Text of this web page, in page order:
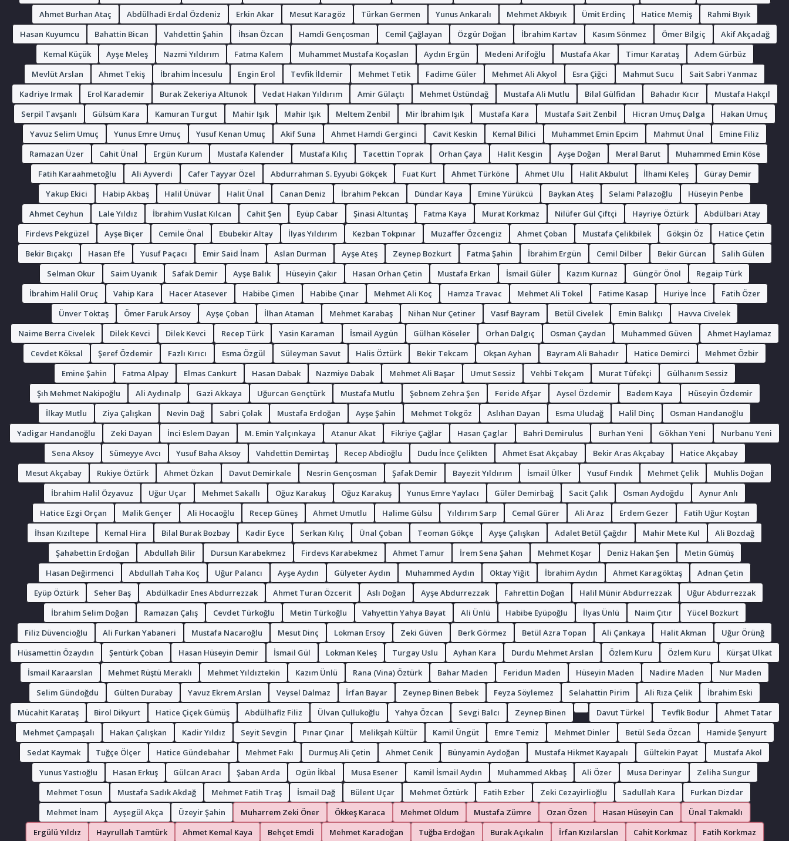
Ahmet Burhan Ataç
Abdülhadi Erdal Özdeniz Erkin Akar Mesut Karagöz Türkan Germen Yunus Ankaralı Mehmet Akbıyık Ümit Erdinç Hatice Memiş
Rahmi Bıyık
Hasan Kuyumcu
Bahattin Bican Vahdettin Şahin İhsan Özcan Hamdi Gençosman Cemil Çağlayan Özgür Doğan İbrahim Kartav Kasım Sönmez Ömer Bilgiç
Akif Akçadağ
Kemal Küçük
Ayşe Meleş Nazmi Yıldırım Fatma Kalem Muhammet Mustafa Koçaslan Aydın Ergün Medeni Arifoğlu Mustafa Akar Timur Karataş
Adem Gürbüz
Mevlüt Arslan
Ahmet Tekiş İbrahim İncesulu Engin Erol Tevfik İldemir Mehmet Tetik Fadime Güler Mehmet Ali Akyol Esra Çiğci Mahmut Sucu
Sait Sabri Yanmaz
Kadriye Irmak
Erol Karademir Burak Zekeriya Altunok Vedat Hakan Yıldırım Amir Gülaçtı Mehmet Üstündağ Mustafa Ali Mutlu Bilal Gülfidan Bahadır Kıcır
Mustafa Hakçıl
Serpil Tavşanlı
Gülsüm Kara Kamuran Turgut Mahir Işık Mahir Işık Meltem Zenbil Mir İbrahim Işık Mustafa Kara Mustafa Sait Zenbil Hicran Umuç Dalga
Hakan Umuç
Yavuz Selim Umuç
Yunus Emre Umuç Yusuf Kenan Umuç Akif Suna Ahmet Hamdi Gerginci Cavit Keskin Kemal Bilici Muhammet Emin Epcim Mahmut Ünal
Emine Filiz
Ramazan Üzer
Cahit Ünal Ergün Kurum Mustafa Kalender Mustafa Kılıç Tacettin Toprak Orhan Çaya Halit Kesgin Ayşe Doğan Meral Barut
Muhammed Emin Köse
Fatih Karaahmetoğlu
Ali Ayverdi Cafer Tayyar Özel Abdurrahman S. Eyyubi Gökçek Fuat Kurt Ahmet Türköne Ahmet Ulu Halit Akbulut İlhami Keleş
Güray Demir
Yakup Ekici
Habip Akbaş Halil Ünüvar Halit Ünal Canan Deniz İbrahim Pekcan Dündar Kaya Emine Yürükcü Baykan Ateş Selami Palazoğlu
Hüseyin Penbe
Ahmet Ceyhun
Lale Yıldız İbrahim Vuslat Kılcan Cahit Şen Eyüp Cabar Şinasi Altuntaş Fatma Kaya Murat Korkmaz Nilüfer Gül Çiftçi Hayriye Öztürk
Abdülbari Atay
Firdevs Pekgüzel
Ayşe Biçer Cemile Önal Ebubekir Altay İlyas Yıldırım Kezban Tokpınar Muzaffer Özcengiz Ahmet Çoban Mustafa Çelikbilek Gökşin Öz
Hatice Çetin
Bekir Bıçakçı
Hasan Efe Yusuf Paçacı Emir Said İnam Aslan Durman Ayşe Ateş Zeynep Bozkurt Fatma Şahin İbrahim Ergün Cemil Dilber Bekir Gürcan
Salih Gülen
Selman Okur
Saim Uyanık Safak Demir Ayşe Balık Hüseyin Çakır Hasan Orhan Çetin Mustafa Erkan İsmail Güler Kazım Kurnaz Güngör Önol
Regaip Türk
İbrahim Halil Oruç
Vahip Kara Hacer Atasever Habibe Çimen Habibe Çınar Mehmet Ali Koç Hamza Travac Mehmet Ali Tokel Fatime Kasap Huriye İnce
Fatih Özer
Ünver Toktaş
Ömer Faruk Arsoy Ayşe Çoban İlhan Ataman Mehmet Karabaş Nihan Nur Çetiner Vasıf Bayram Betül Civelek Emin Balıkçı
Havva Civelek
Naime Berra Civelek
Dilek Kevci Dilek Kevci Recep Türk Yasin Karaman İsmail Aygün Gülhan Köseler Orhan Dalgıç Osman Çaydan Muhammed Güven
Ahmet Haylamaz
Cevdet Köksal
Şeref Özdemir Fazlı Kırıcı Esma Özgül Süleyman Savut Halis Öztürk Bekir Tekcam Okşan Ayhan Bayram Ali Bahadır Hatice Demirci
Mehmet Özbir
Emine Şahin
Fatma Alpay Elmas Cankurt Hasan Dabak Nazmiye Dabak Mehmet Ali Başar Umut Sessiz Vehbi Tekçam Murat Tüfekçi
Gülhanım Sessiz
Şıh Mehmet Nakipoğlu
Ali Aydınalp Gazi Akkaya Uğurcan Gençtürk Mustafa Mutlu Şebnem Zehra Şen Feride Afşar Aysel Özdemir Badem Kaya
Hüseyin Özdemir
İlkay Mutlu
Ziya Çalışkan Nevin Dağ Sabri Çolak Mustafa Erdoğan Ayşe Şahin Mehmet Tokgöz Aslıhan Dayan Esma Uludağ Halil Dinç
Osman Handanoğlu
Yadigar Handanoğlu
Zeki Dayan İnci Eslem Dayan M. Emin Yalçınkaya Atanur Akat Fikriye Çağlar Hasan Çaglar Bahri Demirulus Burhan Yeni Gökhan Yeni
Nurbanu Yeni
Sena Aksoy
Sümeyye Avcı Yusuf Baha Aksoy Vahdettin Demirtaş Recep Abdioğlu Dudu İnce Çelikten Ahmet Esat Akçabay Bekir Aras Akçabay
Hatice Akçabay
Mesut Akçabay
Rukiye Öztürk Ahmet Özkan Davut Demirkale Nesrin Gençosman Şafak Demir Bayezit Yıldırım İsmail Ülker Yusuf Fındık Mehmet Çelik
Muhlis Doğan
İbrahim Halil Özyavuz
Uğur Uçar Mehmet Sakallı Oğuz Karakuş Oğuz Karakuş Yunus Emre Yaylacı Güler Demirbağ Sacit Çalık Osman Aydoğdu
Aynur Anlı
Hatice Ezgi Orçan
Malik Gençer Ali Hocaoğlu Recep Güneş Ahmet Umutlu Halime Gülsu Yıldırım Sarp Cemal Gürer Ali Araz Erdem Gezer
Fatih Uğur Koştan
İhsan Kızıltepe
Kemal Hira Bilal Burak Bozbay Kadir Eyce Serkan Kılıç Ünal Çoban Teoman Gökçe Ayşe Çalışkan Adalet Betül Çağdır Mahir Mete Kul
Ali Bozdağ
Şahabettin Erdoğan
Abdullah Bilir Dursun Karabekmez Firdevs Karabekmez Ahmet Tamur İrem Sena Şahan Mehmet Koşar Deniz Hakan Şen
Metin Gümüş
Hasan Değirmenci
Abdullah Taha Koç Uğur Palancı Ayşe Aydın Gülyeter Aydın Muhammed Aydın Oktay Yiğit İbrahim Aydın Ahmet Karagöktaş
Adnan Çetin
Eyüp Öztürk
Seher Baş Abdülkadir Enes Abdurrezzak Ahmet Turan Özcerit Aslı Doğan Ayşe Abdurrezzak Fahrettin Doğan Halil Münir Abdurrezzak
Uğur Abdurrezzak
İbrahim Selim Doğan
Ramazan Çalış Cevdet Türkoğlu Metin Türkoğlu Vahyettin Yahya Bayat Ali Ünlü Habibe Eyüpoğlu İlyas Ünlü Naim Çıtır
Yücel Bozkurt
Filiz Düvencioğlu
Ali Furkan Yabaneri Mustafa Nacaroğlu Mesut Dinç Lokman Ersoy Zeki Güven Berk Görmez Betül Azra Topan Ali Çankaya Halit Akman
Uğur Örünğ
Hüsamettin Özaydın
Şentürk Çoban Hasan Hüseyin Demir İsmail Gül Lokman Keleş Turgay Uslu Ayhan Kara Durdu Mehmet Arslan Özlem Kuru Özlem Kuru
Kürşat Ulkat
İsmail Karaarslan
Mehmet Rüştü Meraklı Mehmet Yıldıztekin Kazım Ünlü Rana (Vina) Öztürk Bahar Maden Feridun Maden Hüseyin Maden Nadire Maden
Nur Maden
Selim Gündoğdu
Gülten Durabay Yavuz Ekrem Arslan Veysel Dalmaz İrfan Bayar Zeynep Binen Bebek Feyza Söylemez Selahattin Pirim Ali Rıza Çelik
İbrahim Eski
Mücahit Karataş
Birol Dikyurt Hatice Çiçek Gümüş Abdülhafiz Filiz Ülvan Çullukoğlu Yahya Özcan Sevgi Balcı Zeynep Binen Davut Türkel Tevfik Bodur
Ahmet Tatar
Mehmet Çampaşalı
Hakan Çalışkan Kadir Yıldız Seyit Sevgin Pınar Çınar Melikşah Kültür Kamil Üngüt Emre Temiz Mehmet Dinler Betül Seda Özcan
Hamide Şenyurt
Sedat Kaymak
Tuğçe Ölçer Hatice Gündebahar Mehmet Fakı Durmuş Ali Çetin Ahmet Cenik Bünyamin Aydoğan Mustafa Hikmet Kayapalı Gültekin Payat
Mustafa Akol
Yunus Yastıoğlu
Hasan Erkuş Gülcan Aracı Şaban Arda Ogün İkbal Musa Esener Kamil İsmail Aydın Muhammed Akbaş Ali Özer Musa Derinyar
Zeliha Sungur
Mehmet Tosun
Mustafa Sadık Akdağ Mehmet Fatih Traş İsmail Dağ Bülent Uçar Mehmet Öztürk Fatih Ezber Zeki Cezayirlioğlu Sadullah Kara
Furkan Dizdar
Mehmet İnam
Ayşegül Akça Üzeyir Şahin Muharrem Zeki Öner Ökkeş Karaca Mehmet Oldum Mustafa Zümre Ozan Özen Hasan Hüseyin Can
Ünal Takmaklı
Ergülü Yıldız
Hayrullah Tamtürk Ahmet Kemal Kaya Behçet Emdi Mehmet Karadoğan Tuğba Erdoğan Burak Açıkalın İrfan Kızılarslan Cahit Korkmaz Fatih Korkmaz